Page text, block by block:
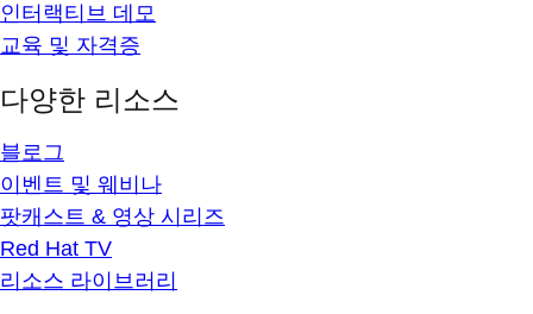
인터랙티브 데모
교육 및 자격증
다양한 리소스
블로그
이벤트 및 웨비나
팟캐스트 & 영상 시리즈
Red Hat TV
리소스 라이브러리